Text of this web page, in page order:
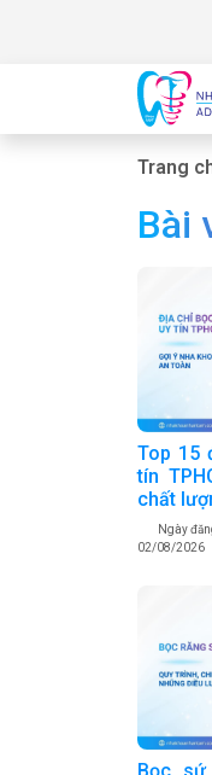
Trang
Bài
Top 15
tín
chất
Ngày
02/08/2026